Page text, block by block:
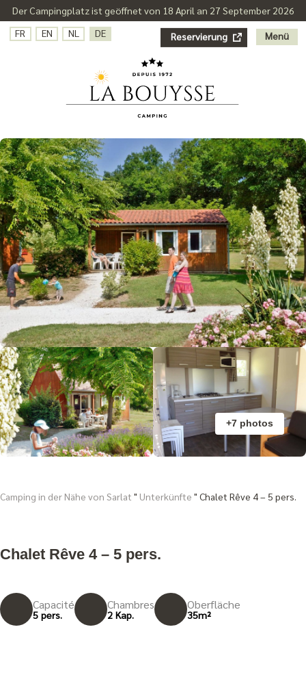
Der Campingplatz ist geöffnet von 18 April an 27 September 2026
Menü
FR EN NL DE Reservierung
+7 photos
Camping in der Nähe von Sarlat " Unterkünfte " Chalet Rêve 4 – 5 pers.
Chalet Rêve 4 – 5 pers.
Capacité
5 pers.
Chambres
2 Kap.
Oberfläche
35m²